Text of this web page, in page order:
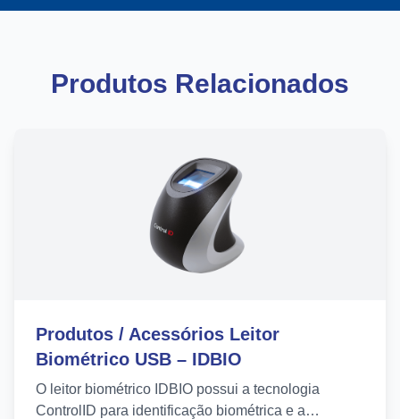
Produtos Relacionados
Produtos / Acessórios Leitor
Biométrico USB – IDBIO
O leitor biométrico IDBIO possui a tecnologia
ControlID para identificação biométrica e a